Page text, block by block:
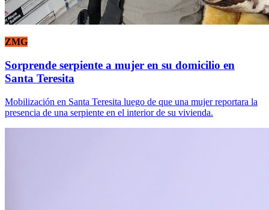
ZMG
Sorprende serpiente a mujer en su domicilio en
Santa Teresita
Mobilización en Santa Teresita luego de que una mujer reportara la
presencia de una serpiente en el interior de su vivienda.